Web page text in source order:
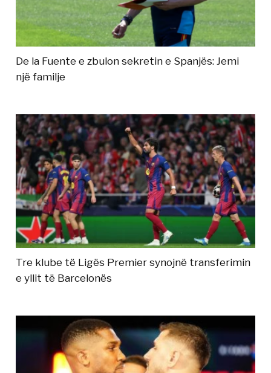
De la Fuente e zbulon sekretin e Spanjës: Jemi
një familje
Tre klube të Ligës Premier synojnë transferimin
e yllit të Barcelonës